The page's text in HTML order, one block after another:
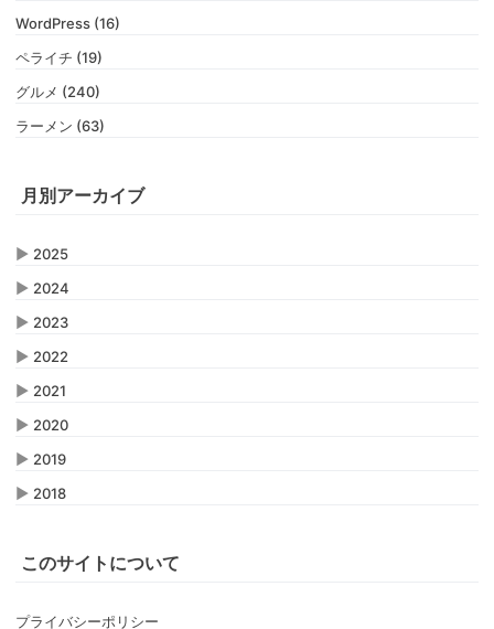
WordPress (16)
ペライチ (19)
グルメ (240)
ラーメン (63)
月別アーカイブ
▶ 2025
▶ 2024
▶ 2023
▶ 2022
▶ 2021
▶ 2020
▶ 2019
▶ 2018
このサイトについて
プライバシーポリシー